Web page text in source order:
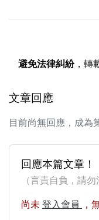
避免法律糾紛，轉
文章回應
目前尚無回應，成為
回應本篇文章！
（言責自負，請
尚未 登入會員 ，